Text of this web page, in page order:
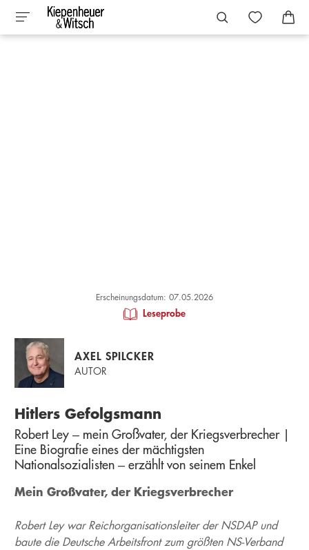
Erscheinungsdatum: 07.05.2026
Leseprobe
AXEL SPILCKER
AUTOR
Hitlers Gefolgsmann
Robert Ley – mein Großvater, der Kriegsverbrecher |
Eine Biografie eines der mächtigsten
Nationalsozialisten – erzählt von seinem Enkel
Mein Großvater, der Kriegsverbrecher
Robert Ley war Reichorganisationsleiter der NSDAP und
baute die Deutsche Arbeitsfront zum größten NS-Verband